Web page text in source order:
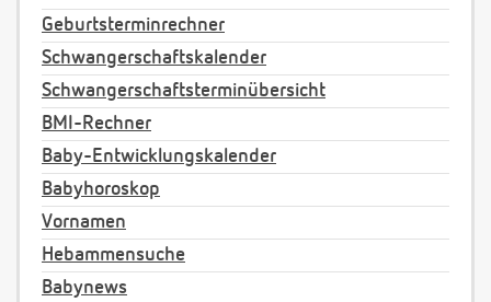
Geburtsterminrechner
Schwangerschaftskalender
Schwangerschaftsterminübersicht
BMI-Rechner
Baby-Entwicklungskalender
Babyhoroskop
Vornamen
Hebammensuche
Babynews